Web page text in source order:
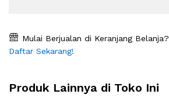
Mulai Berjualan di Keranjang Belanja?
Daftar Sekarang!
Produk Lainnya di Toko Ini